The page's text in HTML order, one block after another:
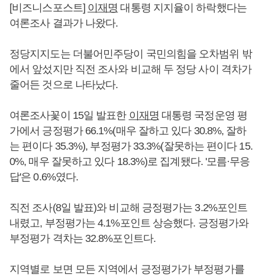
[비즈니스포스트] 이재명 대통령 지지율이 하락했다는
여론조사 결과가 나왔다.
정당지지도는 더불어민주당이 국민의힘을 오차범위 밖
에서 앞섰지만 직전 조사와 비교해 두 정당 사이 격차가
줄어든 것으로 나타났다.
여론조사꽃이 15일 발표한 이재명 대통령 국정운영 평
가에서 긍정평가 66.1%(매우 잘하고 있다 30.8%, 잘하
는 편이다 35.3%), 부정평가 33.3%(잘못하는 편이다 15.
0%, 매우 잘못하고 있다 18.3%)로 집계됐다. '모름·무응
답'은 0.6%였다.
직전 조사(8일 발표)와 비교해 긍정평가는 3.2%포인트
내렸고, 부정평가는 4.1%포인트 상승했다. 긍정평가와
부정평가 격차는 32.8%포인트다.
지역별로 보면 모든 지역에서 긍정평가가 부정평가를